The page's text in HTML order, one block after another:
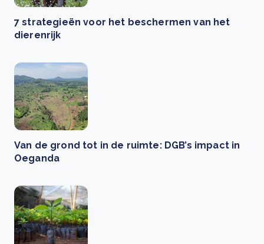
7 strategieën voor het beschermen van het
dierenrijk
Van de grond tot in de ruimte: DGB’s impact in
Oeganda